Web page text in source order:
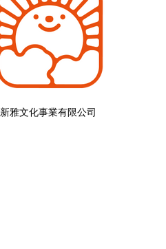
新雅文化事業有限公司